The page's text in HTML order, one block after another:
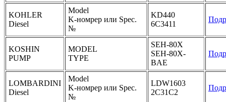
KOHLER
Diesel
Model
K-номрер или Spec.
№
KD440
6C3411
KOSHIN
PUMP
MODEL
TYPE
SEH-80X
SEH-80X-
BAE
LOMBARDINI
Diesel
Model
K-номрер или Spec.
№
LDW1603
2C31C2